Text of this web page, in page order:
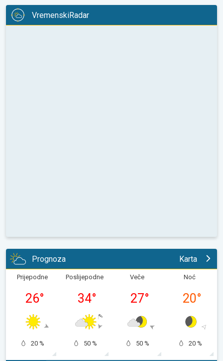
VremenskiRadar
Prognoza Karta
Prijepodne
26°
20 %
Poslijepodne
34°
50 %
Veče
27°
50 %
Noć
20°
20 %